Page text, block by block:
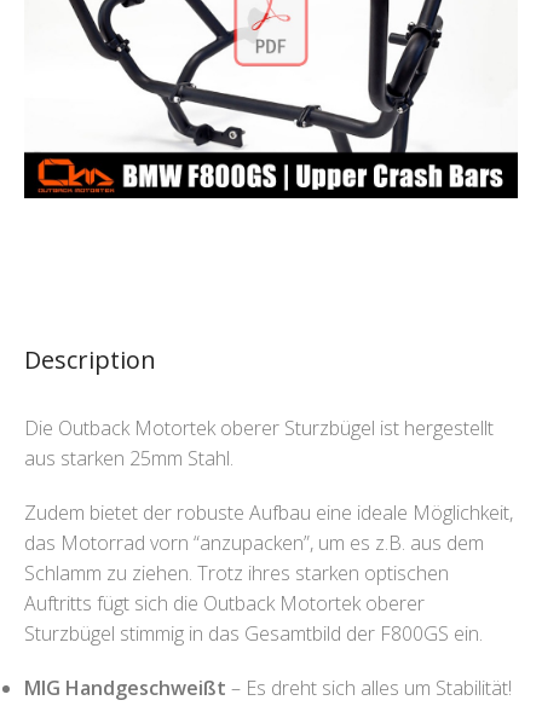
Description
Die Outback Motortek oberer Sturzbügel ist hergestellt
aus starken 25mm Stahl.
Zudem bietet der robuste Aufbau eine ideale Möglichkeit,
das Motorrad vorn “anzupacken”, um es z.B. aus dem
Schlamm zu ziehen. Trotz ihres starken optischen
Auftritts fügt sich die Outback Motortek oberer
Sturzbügel stimmig in das Gesamtbild der F800GS ein.
MIG Handgeschweißt – Es dreht sich alles um Stabilität!